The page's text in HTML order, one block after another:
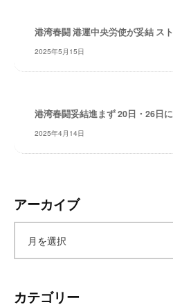
港湾春闘 港運中央労使が妥結 ス
2025年5月15日
港湾春闘妥結進まず 20日・26日
2025年4月14日
アーカイブ
カテゴリー